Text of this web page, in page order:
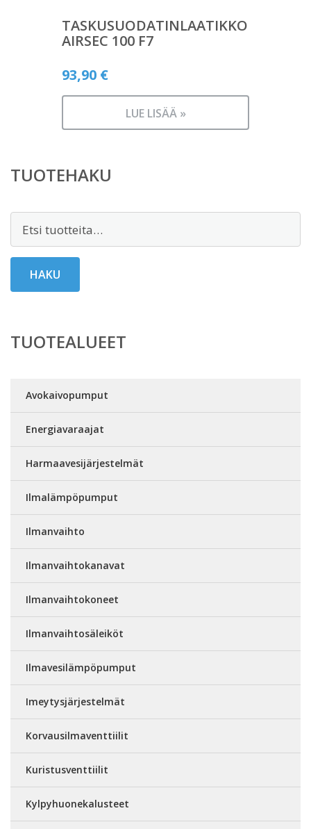
TASKUSUODATINLAATIKKO
AIRSEC 100 F7
93,90 €
LUE LISÄÄ »
TUOTEHAKU
Etsi:
HAKU
TUOTEALUEET
Avokaivopumput
Energiavaraajat
Harmaavesijärjestelmät
Ilmalämpöpumput
Ilmanvaihto
Ilmanvaihtokanavat
Ilmanvaihtokoneet
Ilmanvaihtosäleiköt
Ilmavesilämpöpumput
Imeytysjärjestelmät
Korvausilmaventtiilit
Kuristusventtiilit
Kylpyhuonekalusteet